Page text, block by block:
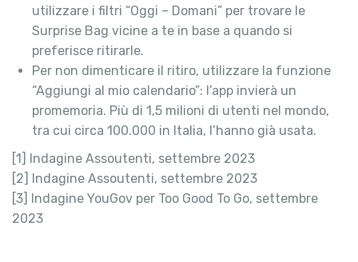
utilizzare i filtri “Oggi – Domani” per trovare le
Surprise Bag vicine a te in base a quando si
preferisce ritirarle.
Per non dimenticare il ritiro, utilizzare la funzione
“Aggiungi al mio calendario”: l’app invierà un
promemoria. Più di 1,5 milioni di utenti nel mondo,
tra cui circa 100.000 in Italia, l’hanno già usata.
[1] Indagine Assoutenti, settembre 2023
[2] Indagine Assoutenti, settembre 2023
[3] Indagine YouGov per Too Good To Go, settembre
2023